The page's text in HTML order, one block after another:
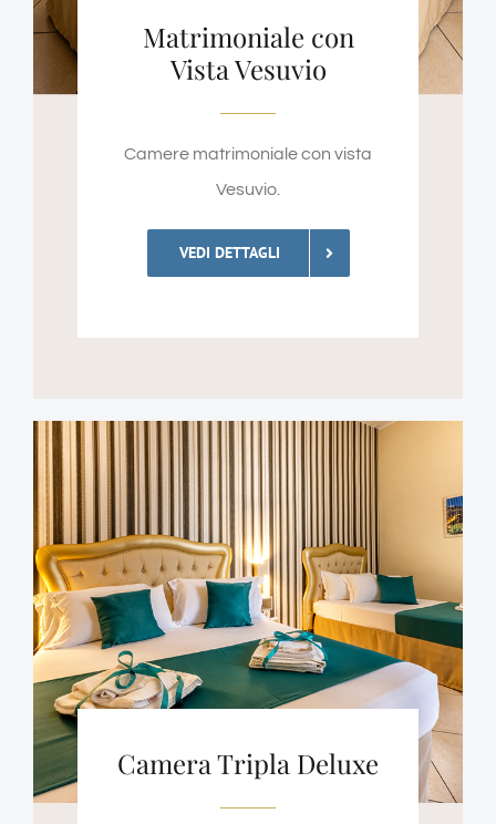
Matrimoniale con
Vista Vesuvio
Camere matrimoniale con vista
Vesuvio.
VEDI DETTAGLI
Camera Tripla Deluxe